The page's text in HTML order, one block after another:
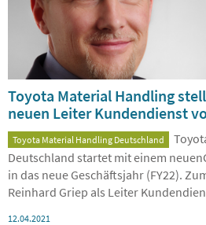
Toyota Material Handling
neuen Leiter Kundendienst
Toyota Material Handling Deutschland
Deutschland startet mit einem
in das neue Geschäftsjahr (FY22).
Reinhard Griep als Leiter
12.04.2021